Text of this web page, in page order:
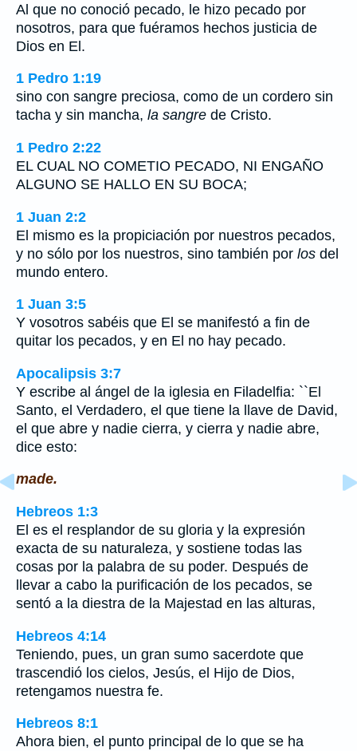
Al que no conoció pecado, le hizo pecado por
nosotros, para que fuéramos hechos justicia de
Dios en El.
1 Pedro 1:19
sino con sangre preciosa, como de un cordero sin
tacha y sin mancha, la sangre de Cristo.
1 Pedro 2:22
EL CUAL NO COMETIO PECADO, NI ENGAÑO
ALGUNO SE HALLO EN SU BOCA;
1 Juan 2:2
El mismo es la propiciación por nuestros pecados,
y no sólo por los nuestros, sino también por los del
mundo entero.
1 Juan 3:5
Y vosotros sabéis que El se manifestó a fin de
quitar los pecados, y en El no hay pecado.
Apocalipsis 3:7
Y escribe al ángel de la iglesia en Filadelfia: ``El
Santo, el Verdadero, el que tiene la llave de David,
el que abre y nadie cierra, y cierra y nadie abre,
dice esto:
made.
Hebreos 1:3
El es el resplandor de su gloria y la expresión
exacta de su naturaleza, y sostiene todas las
cosas por la palabra de su poder. Después de
llevar a cabo la purificación de los pecados, se
sentó a la diestra de la Majestad en las alturas,
Hebreos 4:14
Teniendo, pues, un gran sumo sacerdote que
trascendió los cielos, Jesús, el Hijo de Dios,
retengamos nuestra fe.
Hebreos 8:1
Ahora bien, el punto principal de lo que se ha